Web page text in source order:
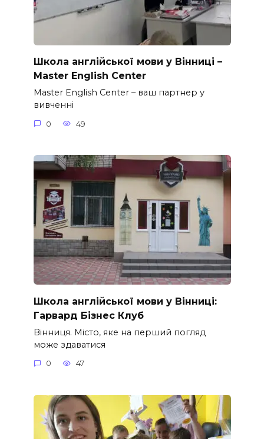
Школа англійської мови у Вінниці –
Master English Center
Master English Center – ваш партнер у
вивченні
0 49
Школа англійської мови у Вінниці:
Гарвард Бізнес Клуб
Вінниця. Місто, яке на перший погляд
може здаватися
0 47